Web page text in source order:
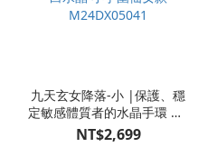
九天玄女降落-小 |保護、穩
定敏感體質者的水晶手環 ──
與神明共同創作的能量手鍊
黑金超七 紅寶石 彩虹黑曜石
NT$2,699